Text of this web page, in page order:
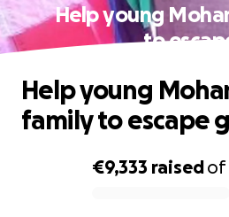
Help young
to
€9,333 raisedof
Help young
family to escape